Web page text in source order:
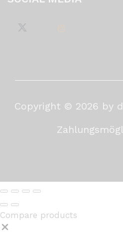
Copyright © 2026 by
Compare products